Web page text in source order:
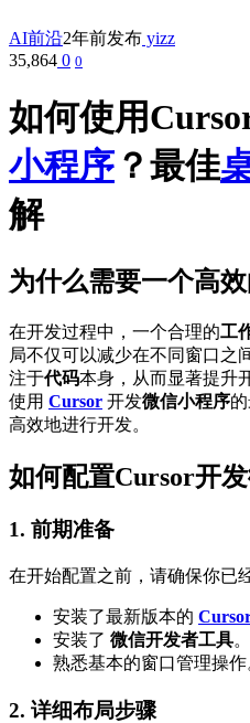
AI前沿2年前发布 yizz
35,864 0 0
如何使用
小程序 ？最佳
解
为什么需要一个高
在开发过程中，一个合理的工
局不仅可以减少在不同窗口之
注于代码本身，从而显著提升
使用 Cursor 开发微信小程序
高效地进行开发。
如何配置Cursor开
1. 前期准备
在开始配置之前，请确保你已
安装了最新版本的
安装了 微信开发者工具。
熟悉基本的窗口管理操作
2. 详细布局步骤